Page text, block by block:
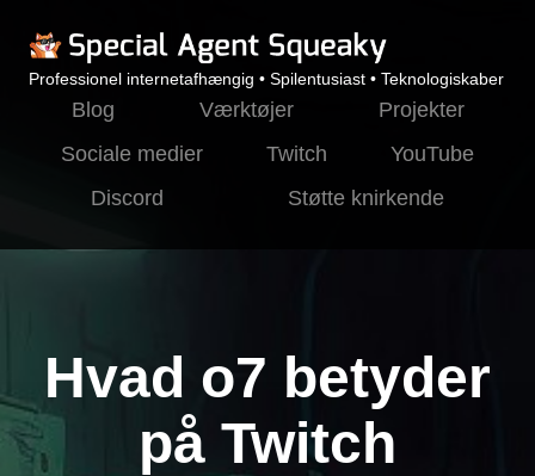
Professionel internetafhængig • Spilentusiast • Teknologiskaber
Blog Værktøjer
Projekter
Sociale medier
Twitch
YouTube
Discord
Støtte knirkende
Hvad o7 betyder
på Twitch